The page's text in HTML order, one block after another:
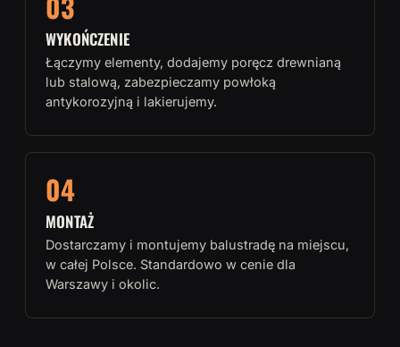
WYKOŃCZENIE
Łączymy elementy, dodajemy poręcz drewnianą
lub stalową, zabezpieczamy powłoką
antykorozyjną i lakierujemy.
04
MONTAŻ
Dostarczamy i montujemy balustradę na miejscu,
w całej Polsce. Standardowo w cenie dla
Warszawy i okolic.